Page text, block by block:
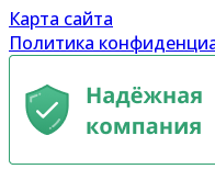
Карта сайта
Политика